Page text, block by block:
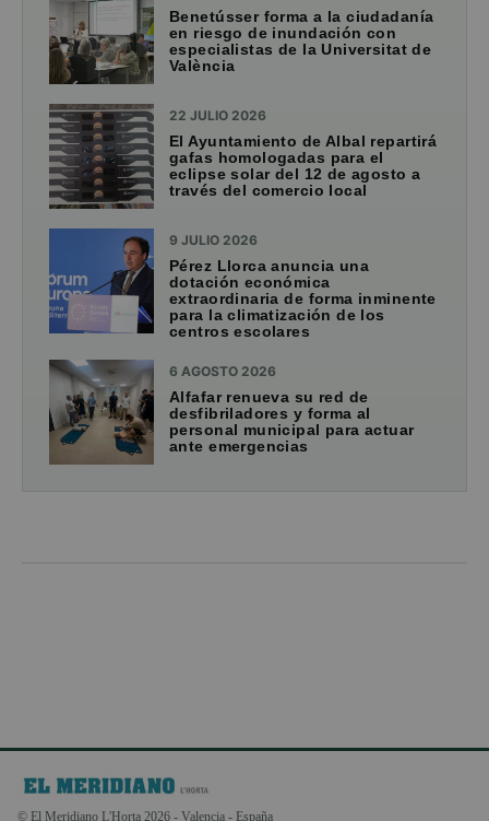
Benetússer forma a la ciudadanía
en riesgo de inundación con
especialistas de la Universitat de
València
22 JULIO 2026
El Ayuntamiento de Albal repartirá
gafas homologadas para el
eclipse solar del 12 de agosto a
través del comercio local
9 JULIO 2026
Pérez Llorca anuncia una
dotación económica
extraordinaria de forma inminente
para la climatización de los
centros escolares
6 AGOSTO 2026
Alfafar renueva su red de
desfibriladores y forma al
personal municipal para actuar
ante emergencias
© El Meridiano L'Horta 2026 - Valencia - España